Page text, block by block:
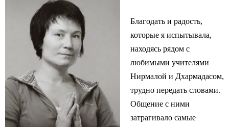
Благодать и радость,
которые я испытывала,
находясь рядом с
любимыми учителями
Нирмалой и Дхармадасом,
трудно передать словами.
Общение с ними
затрагивало самые